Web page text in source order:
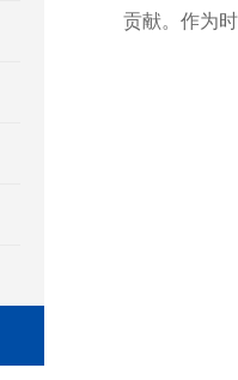
贡献。作为